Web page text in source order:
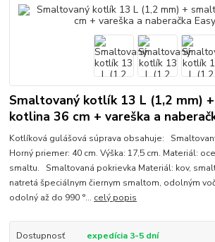
Smaltovaný kotlík 13 L (1,2 mm)
kotlina 36 cm + vareška a
Kotlíková gulášová súprava obsahuje:
Horný priemer: 40 cm. Výška: 17,5 cm. Materiál:
smaltu. Smaltovaná pokrievka Materiál: kov,
natretá špeciálnym čiernym smaltom, odolným
odolný až do 990 °... celý popis
Dostupnosť expedícia 3-5 dní